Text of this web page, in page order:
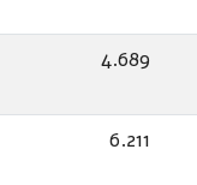
4.689
6.211